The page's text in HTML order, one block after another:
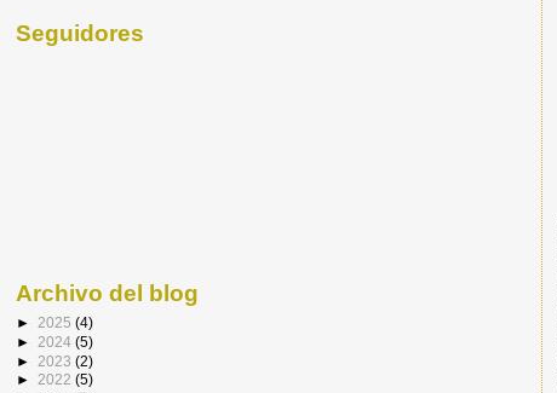
Seguidores
► 2025 (4)
► 2024 (5)
► 2023 (2)
► 2022 (5)
► 2021 (5)